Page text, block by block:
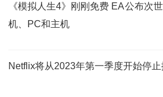
《模拟人生4》刚刚免费 EA公布次
机、PC和主机
Netflix将从2023年第一季度开始停